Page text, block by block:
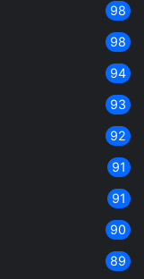
98
98
94
93
92
91
91
90
89